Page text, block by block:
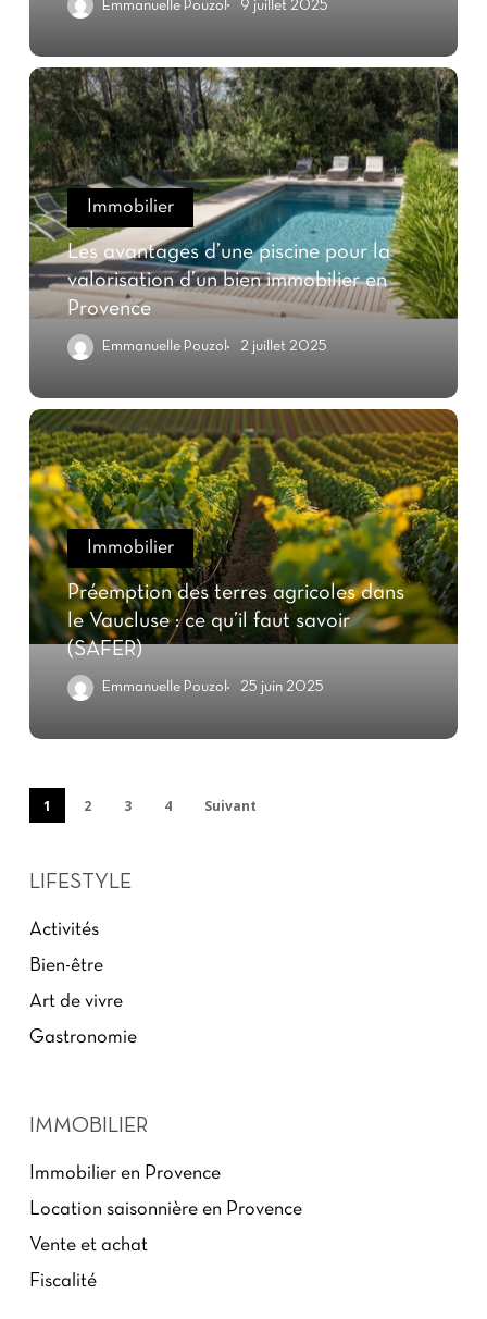
Emmanuelle Pouzol 9 juillet 2025
Immobilier
Les avantages d’une piscine pour la
valorisation d’un bien immobilier en
Provence
Emmanuelle Pouzol 2 juillet 2025
Immobilier
Préemption des terres agricoles dans
le Vaucluse : ce qu’il faut savoir
(SAFER)
Emmanuelle Pouzol 25 juin 2025
1 2 3 4 Suivant
LIFESTYLE
Activités
Bien-être
Art de vivre
Gastronomie
IMMOBILIER
Immobilier en Provence
Location saisonnière en Provence
Vente et achat
Fiscalité